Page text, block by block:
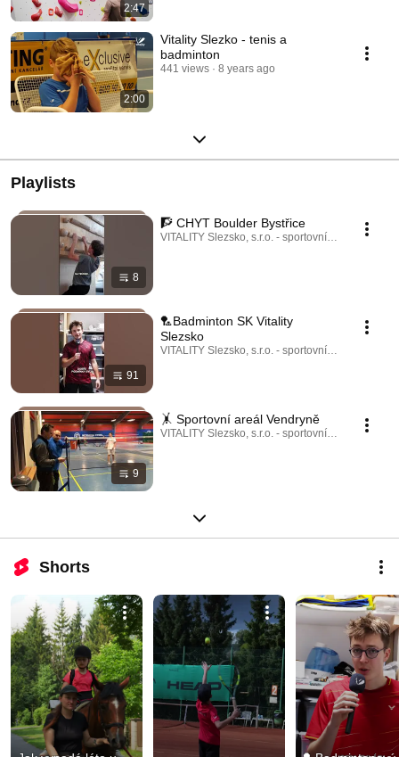
2:47
2:00
Vitality Slezko - tenis a
badminton
441 views 8 years ago
Playlists
8
🧗 CHYT Boulder Bystřice
VITALITY Slezsko, s.r.o. - sportovní areál
91
🏸Badminton SK Vitality
Slezsko
VITALITY Slezsko, s.r.o. - sportovní areál
9
🤸 Sportovní areál Vendryně
VITALITY Slezsko, s.r.o. - sportovní areál
Shorts